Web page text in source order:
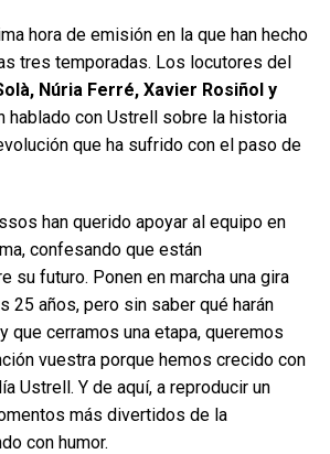
hora de emisión en la que han hecho
tres temporadas. Los locutores del
Núria Ferré, Xavier Rosiñol y
hablado con Ustrell sobre la historia
que ha sufrido con el paso de
han querido apoyar al equipo en
confesando que están
su futuro. Ponen en marcha una gira
25 años, pero sin saber qué harán
que cerramos una etapa, queremos
vuestra porque hemos crecido con
Ustrell. Y de aquí, a reproducir un
más divertidos de la
con humor.